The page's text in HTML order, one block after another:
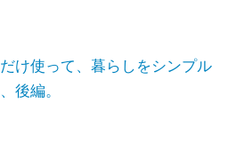
け使って、暮らしをシンプル
後編。